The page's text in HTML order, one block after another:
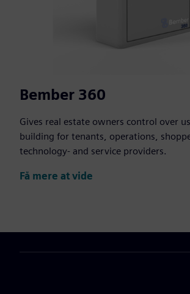
Bember 360
Gives real estate owners control over
building for tenants, operations,
technology- and service providers.
Få mere at vide